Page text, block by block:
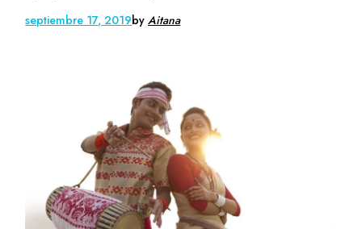
septiembre 17, 2019byAitana